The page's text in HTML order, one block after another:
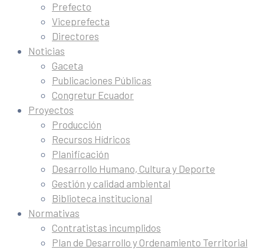
Prefecto
Viceprefecta
Directores
Noticias
Gaceta
Publicaciones Públicas
Congretur Ecuador
Proyectos
Producción
Recursos Hídricos
Planificación
Desarrollo Humano, Cultura y Deporte
Gestión y calidad ambiental
Biblioteca institucional
Normativas
Contratistas incumplidos
Plan de Desarrollo y Ordenamiento Territorial